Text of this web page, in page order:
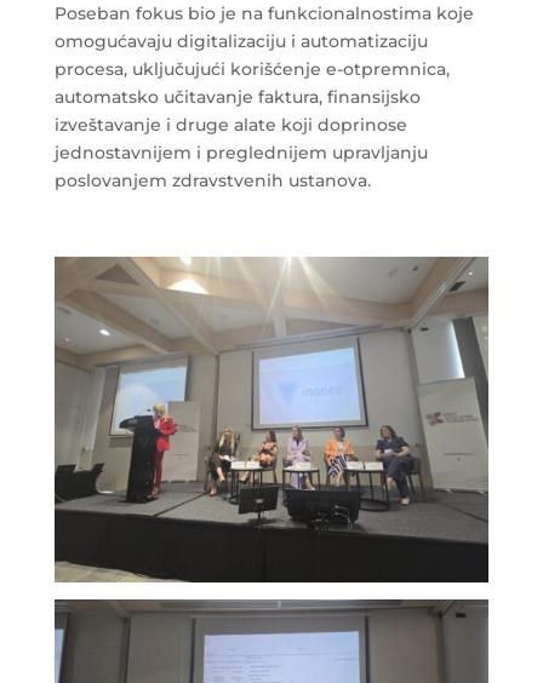
Poseban fokus bio je na funkcionalnostima koje
omogućavaju digitalizaciju i automatizaciju
procesa, uključujući korišćenje e-otpremnica,
automatsko učitavanje faktura, finansijsko
izveštavanje i druge alate koji doprinose
jednostavnijem i preglednijem upravljanju
poslovanjem zdravstvenih ustanova.